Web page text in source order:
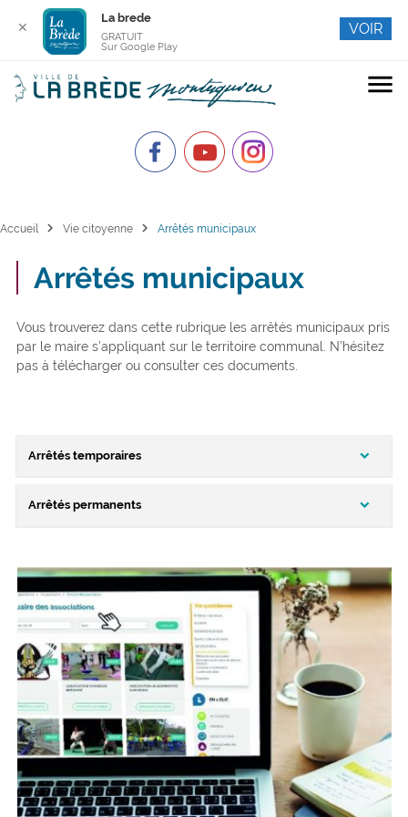
menu
Accueil chevron_right Vie citoyenne chevron_right Arrêtés municipaux
Arrêtés municipaux
Vous trouverez dans cette rubrique les arrêtés municipaux pris
par le maire s’appliquant sur le territoire communal. N’hésitez
pas à télécharger ou consulter ces documents.
Arrêtés temporaires
Arrêtés permanents
✕
La brede
GRATUIT
Sur Google Play
VOIR